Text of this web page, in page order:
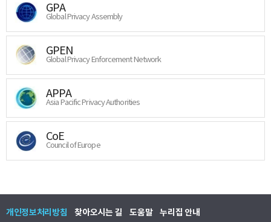
GPA
Global Privacy Assembly
GPEN
Global Privacy Enforcement Network
APPA
Asia Pacific Privacy Authorities
CoE
Council of Europe
개인정보처리방침 찾아오시는 길 도움말 누리집 안내